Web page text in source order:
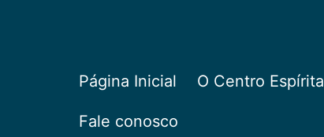
CEPAC
Página Inicial O Centro Espírita
Fale conosco